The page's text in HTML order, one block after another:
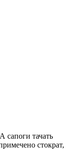
сапоги тачать
стократ,